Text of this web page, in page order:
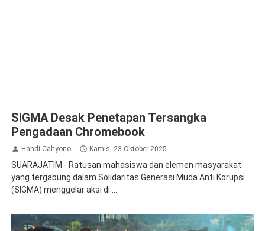
SIGMA Desak Penetapan Tersangka
Pengadaan Chromebook
Handi Cahyono Kamis, 23 Oktober 2025
SUARAJATIM - Ratusan mahasiswa dan elemen masyarakat
yang tergabung dalam Solidaritas Generasi Muda Anti Korupsi
(SIGMA) menggelar aksi di ...